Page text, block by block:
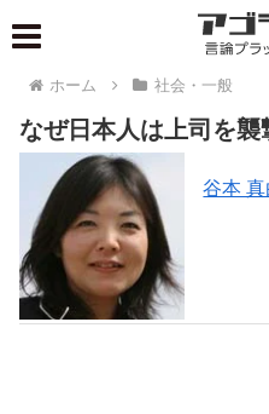
ホーム 社会・一般
なぜ日本人は上司を襲
谷本 真